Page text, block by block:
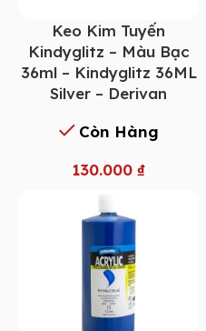
Keo Kim Tuyến
Kindyglitz – Màu Bạc
36ml – Kindyglitz 36ML
Silver – Derivan
Còn Hàng
130.000 ₫